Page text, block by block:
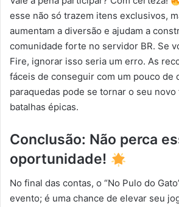
esse não só trazem itens exclusivos,
aumentam a diversão e ajudam a
comunidade forte no servidor BR. Se
Fire, ignorar isso seria um erro. As
fáceis de conseguir com um pouco de
paraquedas pode se tornar o seu
batalhas épicas.
Conclusão: Não perca
oportunidade!
No final das contas, o “No Pulo do
evento; é uma chance de elevar seu